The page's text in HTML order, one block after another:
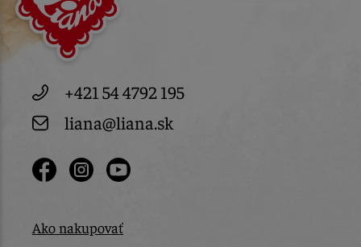
+421 54 4792 195
liana@liana.sk
Ako nakupovať